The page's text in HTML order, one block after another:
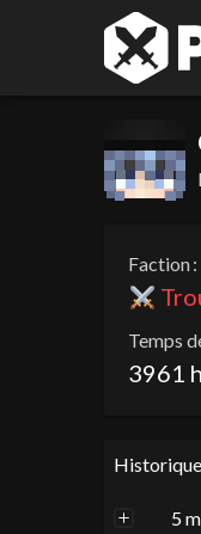
Faction :
Temps
3961
5